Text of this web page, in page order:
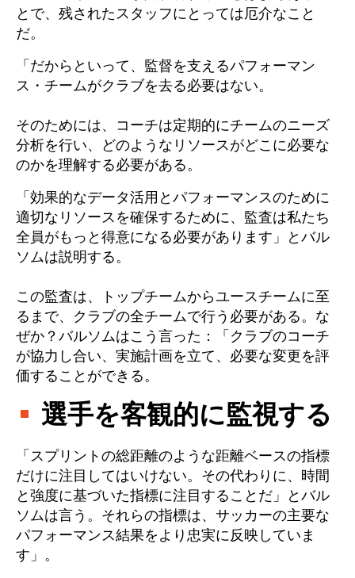
とで、残されたスタッフにとっては厄介なこと
だ。
「だからといって、監督を支えるパフォーマン
ス・チームがクラブを去る必要はない。
そのためには、コーチは定期的にチームのニーズ
分析を行い、どのようなリソースがどこに必要な
のかを理解する必要がある。
「効果的なデータ活用とパフォーマンスのために
適切なリソースを確保するために、監査は私たち
全員がもっと得意になる必要があります」とバル
ソムは説明する。
この監査は、トップチームからユースチームに至
るまで、クラブの全チームで行う必要がある。な
ぜか？バルソムはこう言った：「クラブのコーチ
が協力し合い、実施計画を立て、必要な変更を評
価することができる。
選手を客観的に監視する
「スプリントの総距離のような距離ベースの指標
だけに注目してはいけない。その代わりに、時間
と強度に基づいた指標に注目することだ」とバル
ソムは言う。それらの指標は、サッカーの主要な
パフォーマンス結果をより忠実に反映していま
す」。